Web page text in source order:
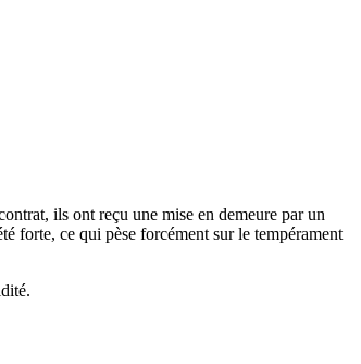
ils ont reçu une mise en demeure par un
forte, ce qui pèse forcément sur le tempérament